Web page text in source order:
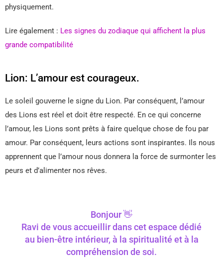
physiquement.
Lire également : Les signes du zodiaque qui affichent la plus
grande compatibilité
Lion: L’amour est courageux.
Le soleil gouverne le signe du Lion. Par conséquent, l’amour
des Lions est réel et doit être respecté. En ce qui concerne
l’amour, les Lions sont prêts à faire quelque chose de fou par
amour. Par conséquent, leurs actions sont inspirantes. Ils nous
apprennent que l’amour nous donnera la force de surmonter les
peurs et d’alimenter nos rêves.
Bonjour 👋
Ravi de vous accueillir dans cet espace dédié
au bien-être intérieur, à la spiritualité et à la
compréhension de soi.